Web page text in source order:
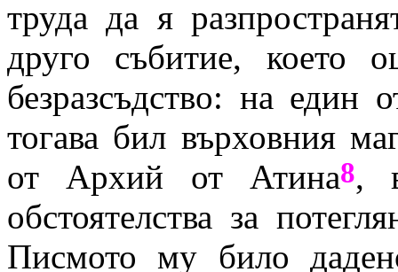
труда да я
друго събитие, което
безразсъдство: на
тогава бил върховния
от Архий от Атина8,
обстоятелства за
Писмото му било